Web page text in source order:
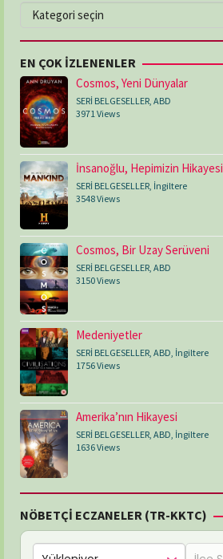
KATEGORİLER
EN ÇOK İZLENENLER
Cosmos, Yeni Dünyalar
SERİ BELGESELLER, ABD
3971 Views
İnsanoğlu, Hepimizin Hikayesi
SERİ BELGESELLER İngiltere
3548 Views
Cosmos, Bir Uzay Serüveni
SERİ BELGESELLER, ABD
3150 Views
Medeniyetler
SERİ BELGESELLER ABD İngiltere
1756 Views
Amerika’nın Hikayesi
SERİ BELGESELLER, ABD, İngiltere
1636 Views
NÖBETÇİ ECZANELER (TR-KKTC)